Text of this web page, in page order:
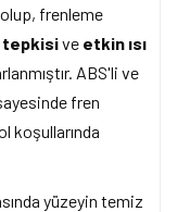
olup, frenleme
tepkisive etkin ısı
ABS'li ve
fren
koşullarında
yüzeyin temiz